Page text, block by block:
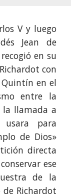
V y luego
Jean de
en su
con
Quintín en el
entre la
la llamada a
para
de Dios»
directa
ese
de la
Richardot